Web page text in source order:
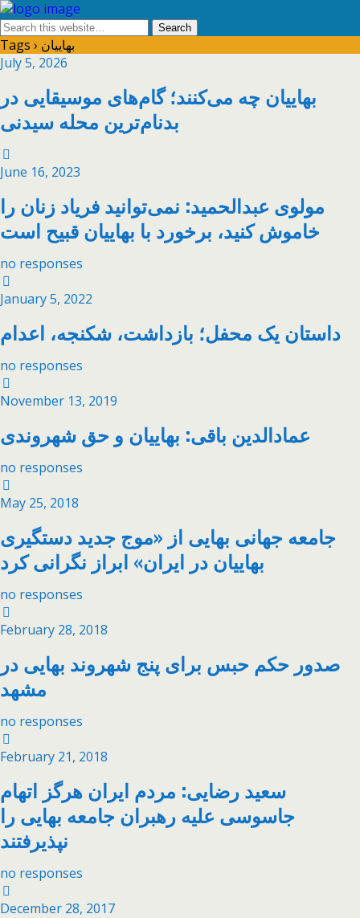
Tags › بهاییان
July 5, 2026
بهاییان چه می‌کنند؛ گام‌های موسیقایی در
بدنام‌ترین محله سیدنی
June 16, 2023
مولوی عبدالحمید: نمی‌توانید فریاد زنان را
خاموش کنید، برخورد با بهاییان قبیح است
no responses
January 5, 2022
داستان یک محفل؛ بازداشت، شکنجه، اعدام
no responses
November 13, 2019
عمادالدین باقی: بهاییان و حق شهروندی
no responses
May 25, 2018
جامعه جهانی بهایی از «موج جدید دستگیری
بهاییان در ایران» ابراز نگرانی کرد
no responses
February 28, 2018
صدور حکم حبس برای پنج شهروند بهایی در
مشهد
no responses
February 21, 2018
سعید رضایی: مردم ایران هرگز اتهام
جاسوسی علیه رهبران جامعه بهایی را
no responses
December 28, 2017